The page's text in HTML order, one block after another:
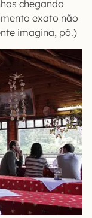
chegando
exato não
imagina, pô.)